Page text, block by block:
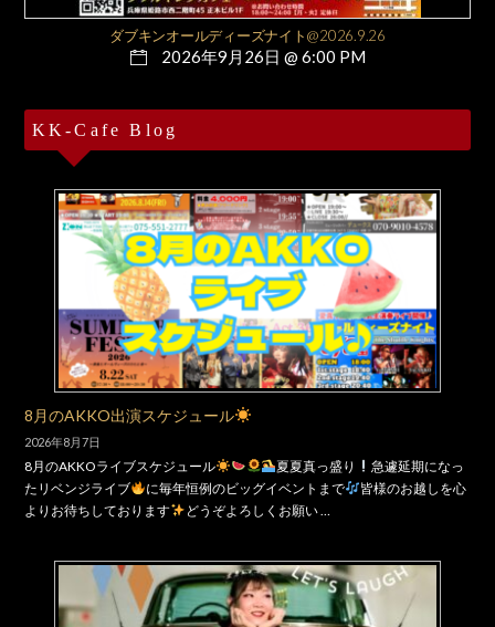
ダブキンオールディーズナイト@2026.9.26
2026年9月26日 @ 6:00 PM
KK-Cafe Blog
8月のAKKO出演スケジュール
2026年8月7日
8月のAKKOライブスケジュール 夏夏真っ盛り
急遽延期になっ
たリベンジライブ
に毎年恒例のビッグイベントまで
皆様のお越しを心
よりお待ちしております
どうぞよろしくお願い …